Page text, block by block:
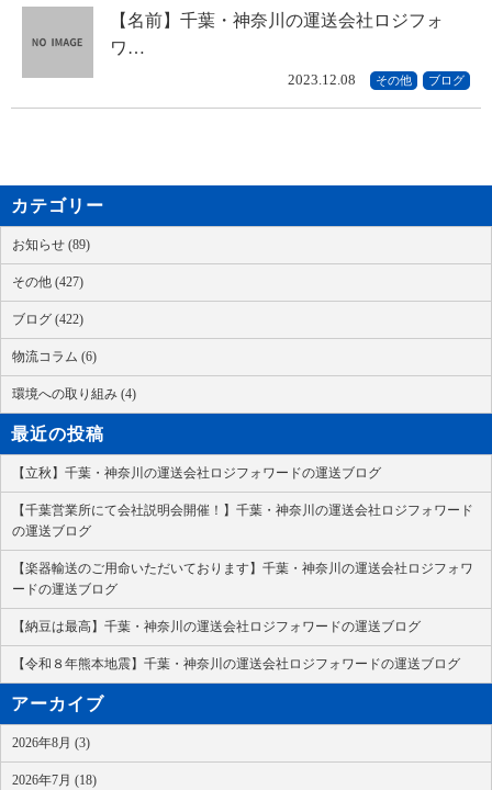
【名前】千葉・神奈川の運送会社ロジフォ
ワ…
2023.12.08 その他 ブログ
カテゴリー
お知らせ (89)
その他 (427)
ブログ (422)
物流コラム (6)
環境への取り組み (4)
最近の投稿
【立秋】千葉・神奈川の運送会社ロジフォワードの運送ブログ
【千葉営業所にて会社説明会開催！】千葉・神奈川の運送会社ロジフォワード
の運送ブログ
【楽器輸送のご用命いただいております】千葉・神奈川の運送会社ロジフォワ
ードの運送ブログ
【納豆は最高】千葉・神奈川の運送会社ロジフォワードの運送ブログ
【令和８年熊本地震】千葉・神奈川の運送会社ロジフォワードの運送ブログ
アーカイブ
2026年8月 (3)
2026年7月 (18)